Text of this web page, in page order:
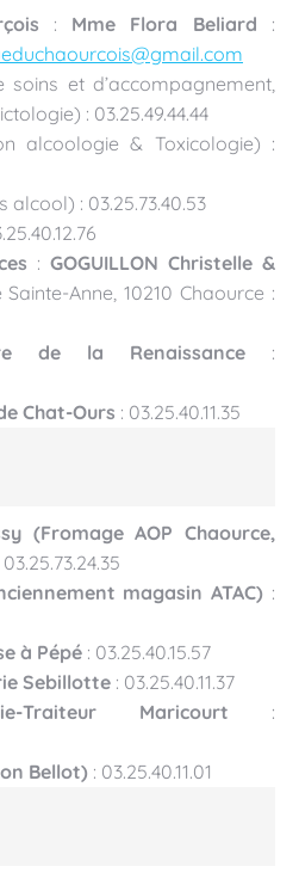
: Mme Flora Beliard :
soins et d’accompagnement,
: 03.25.49.44.44
alcoologie & Toxicologie) :
alcool) : 03.25.73.40.53
: GOGUILLON Christelle &
Sainte-Anne, 10210 Chaource :
de la Renaissance :
Chat-Ours : 03.25.40.11.35
(Fromage AOP Chaource,
03.25.73.24.35
magasin ATAC) :
à Pépé : 03.25.40.15.57
Sebillotte : 03.25.40.11.37
Traiteur Maricourt :
Bellot) : 03.25.40.11.01